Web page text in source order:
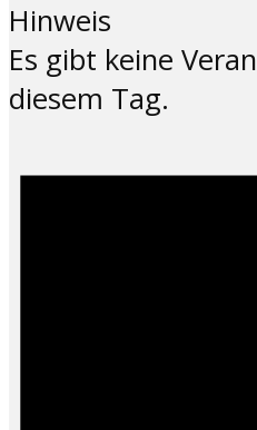
Hinweis
Es gibt keine
diesem Tag.